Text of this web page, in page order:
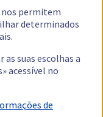
nos permitem
determinados
suas escolhas a
acessível no
de